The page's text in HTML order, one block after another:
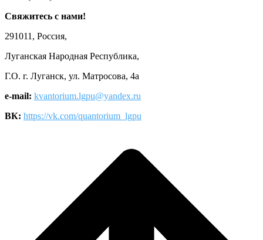
Свяжитесь с нами!
291011, Россия,
Луганская Народная Республика,
Г.О. г. Луганск, ул. Матросова, 4а
e-mail: kvantorium.lgpu@yandex.ru
ВК: https://vk.com/quantorium_lgpu